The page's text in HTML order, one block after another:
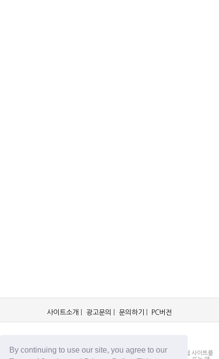
By continuing to use our site, you agree to our
사이트소개 광고문의 문의하기 PC버전
OCKorea365.com 오씨코리아365는 본 웹 사이트에 명시되어 있거나, 본 웹 사이트를